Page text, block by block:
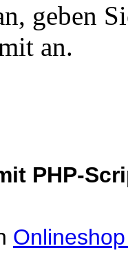
geben
an.
PHP-